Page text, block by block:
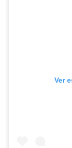
Ver